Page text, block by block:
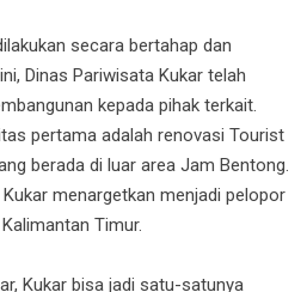
secara bertahap dan
Dinas Pariwisata Kukar telah
kepada pihak terkait.
pertama adalah renovasi Tourist
berada di luar area Jam Bentong.
menargetkan menjadi pelopor
Timur.
Kukar bisa jadi satu-satunya